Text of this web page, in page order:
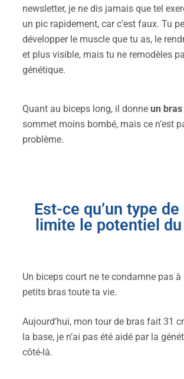
newsletter, je ne dis jamais que tel
un pic rapidement, car c’est faux. Tu
développer le muscle que tu as, le
et plus visible, mais tu ne remodèles
génétique.
Quant au biceps long, il donne un
sommet moins bombé, mais ce n’est
problème.
Est-ce qu’un type
limite le potentiel du
Un biceps court ne te condamne pas à
petits bras toute ta vie.
Aujourd’hui, mon tour de bras fait 31
la base, je n’ai pas été aidé par la
côté-là.